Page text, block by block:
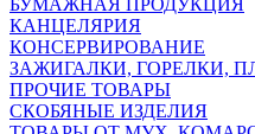
БУМАЖНАЯ ПРОДУКЦИЯ
КАНЦЕЛЯРИЯ
КОНСЕРВИРОВАНИЕ
ЗАЖИГАЛКИ, ГОРЕЛКИ,
ПРОЧИЕ ТОВАРЫ
СКОБЯНЫЕ ИЗДЕЛИЯ